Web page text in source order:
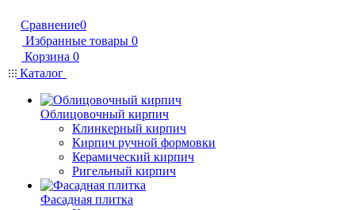
Сравнение0
Избранные товары 0
Корзина 0
Каталог
Облицовочный кирпич
Клинкерный кирпич
Кирпич ручной формовки
Керамический кирпич
Ригельный кирпич
Фасадная плитка